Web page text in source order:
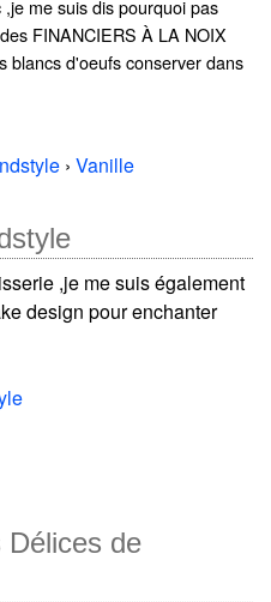
,je me suis dis pourquoi pas
FINANCIERS À LA NOIX
blancs d'oeufs conserver dans
› Vanille
,je me suis également
design pour enchanter
Délices de